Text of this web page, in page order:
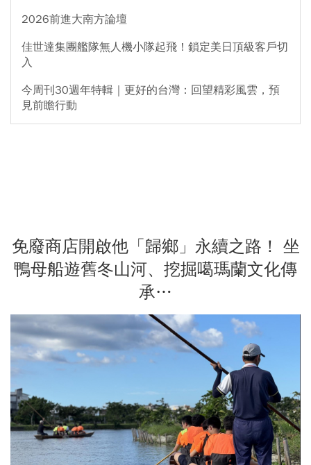
2026前進大南方論壇
佳世達集團艦隊無人機小隊起飛！鎖定美日頂級客戶切
入
今周刊30週年特輯｜更好的台灣：回望精彩風雲，預
見前瞻行動
免廢商店開啟他「歸鄉」永續之路！ 坐
鴨母船遊舊冬山河、挖掘噶瑪蘭文化傳
承…